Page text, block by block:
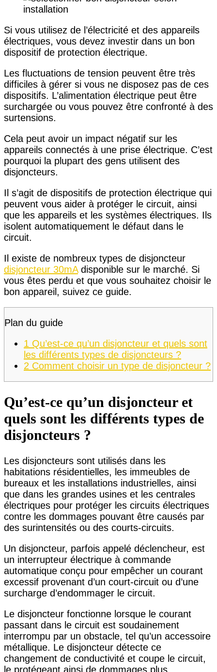
Si vous utilisez de l’électricité et des appareils
électriques, vous devez investir dans un bon
dispositif de protection électrique.
Les fluctuations de tension peuvent être très
difficiles à gérer si vous ne disposez pas de ces
dispositifs. L’alimentation électrique peut être
surchargée ou vous pouvez être confronté à des
surtensions.
Cela peut avoir un impact négatif sur les
appareils connectés à une prise électrique. C’est
pourquoi la plupart des gens utilisent des
disjoncteurs.
Il s’agit de dispositifs de protection électrique qui
peuvent vous aider à protéger le circuit, ainsi
que les appareils et les systèmes électriques. Ils
isolent automatiquement le défaut dans le
circuit.
Il existe de nombreux types de disjoncteur
disjoncteur 30mAdisponible sur le marché. Si
vous êtes perdu et que vous souhaitez choisir le
bon appareil, suivez ce guide.
Plan du guide
1 Qu’est-ce qu’un disjoncteur et quels sont
les différents types de disjoncteurs ?
2 Comment choisir un type de disjoncteur ?
Qu’est-ce qu’un disjoncteur et
quels sont les différents types de
disjoncteurs ?
Les disjoncteurs sont utilisés dans les
habitations résidentielles, les immeubles de
bureaux et les installations industrielles, ainsi
que dans les grandes usines et les centrales
électriques pour protéger les circuits électriques
contre les dommages pouvant être causés par
des surintensités ou des courts-circuits.
Un disjoncteur, parfois appelé déclencheur, est
un interrupteur électrique à commande
automatique conçu pour empêcher un courant
excessif provenant d’un court-circuit ou d’une
surcharge d’endommager le circuit.
Le disjoncteur fonctionne lorsque le courant
passant dans le circuit est soudainement
interrompu par un obstacle, tel qu’un accessoire
métallique. Le disjoncteur détecte ce
changement de conductivité et coupe le circuit,
le protégeant ainsi de dommages plus